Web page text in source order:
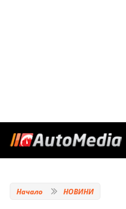
Начало НОВИНИ